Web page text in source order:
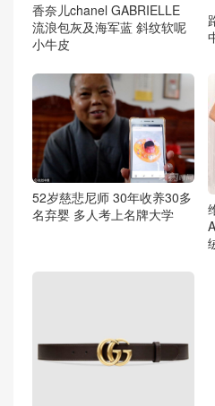
香奈儿chanel GABRIELLE
流浪包灰及海军蓝 斜纹软呢
小牛皮
52岁慈悲尼师 30年收养30多
名弃婴 多人考上名牌大学